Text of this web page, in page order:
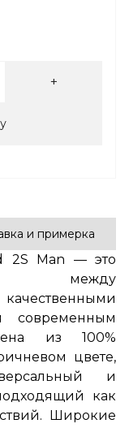
+
и примерка
2S Man — это
между
современным
из 100%
цвете,
и
как
Широкие